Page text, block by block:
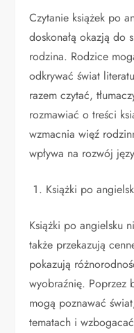
Czytanie książek po
doskonałą okazją do
rodzina. Rodzice
odkrywać świat
razem czytać,
rozmawiać o treści
wzmacnia więź
wpływa na rozwój
Książki po
Książki po angielsku
także przekazują
pokazują
wyobraźnię. Poprzez
mogą poznawać
tematach i